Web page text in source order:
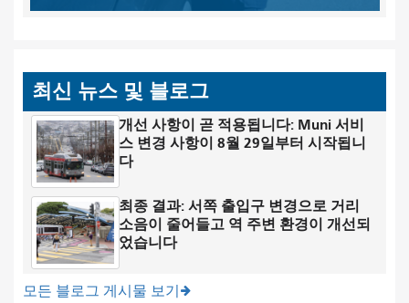
최신 뉴스 및 블로그
개선 사항이 곧 적용됩니다: Muni 서비
스 변경 사항이 8월 29일부터 시작됩니
다
최종 결과: 서쪽 출입구 변경으로 거리
소음이 줄어들고 역 주변 환경이 개선되
었습니다
모든 블로그 게시물 보기